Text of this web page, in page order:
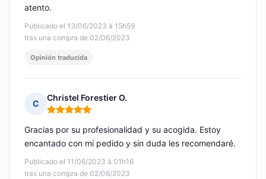
Publicado el 13/06/2023 à 15h59
tras una compra de 02/06/2023
atento.
Opinión traducida
C
Christel Forestier O.
Nota: 5 de 5
Publicado el 11/06/2023 à 01h16
tras una compra de 02/06/2023
Gracias por su profesionalidad y su acogida. Estoy
encantado con mi pedido y sin duda les recomendaré.